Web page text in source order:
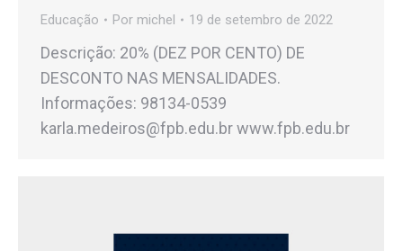
Educação Por michel 19 de setembro de 2022
Descrição: 20% (DEZ POR CENTO) DE
DESCONTO NAS MENSALIDADES.
Informações: 98134-0539
karla.medeiros@fpb.edu.br www.fpb.edu.br